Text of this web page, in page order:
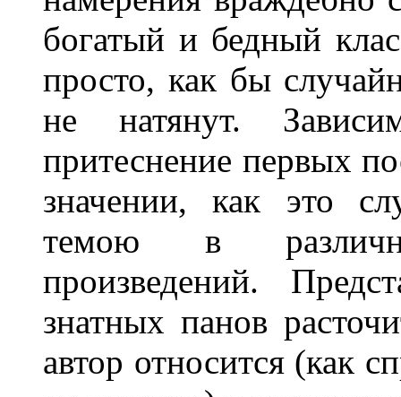
богатый и бедный
просто, как бы
не натянут.
притеснение первых
значении, как это
темою в
произведений.
знатных панов
автор относится (как